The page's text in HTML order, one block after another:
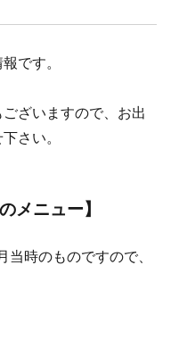
です。
ざいますので、お出
さい。
メニュー】
時のものですので、